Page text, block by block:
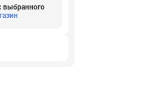
выбранного